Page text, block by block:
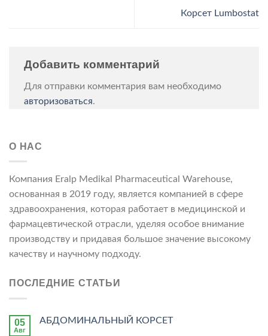
Корсет Lumbostat
Добавить комментарий
Для отправки комментария вам необходимо
авторизоваться.
О НАС
Компания Eralp Medikal Pharmaceutical Warehouse,
основанная в 2019 году, является компанией в сфере
здравоохранения, которая работает в медицинской и
фармацевтической отрасли, уделяя особое внимание
производству и придавая большое значение высокому
качеству и научному подходу.
ПОСЛЕДНИЕ СТАТЬИ
05
Авг
АБДОМИНАЛЬНЫЙ КОРСЕТ